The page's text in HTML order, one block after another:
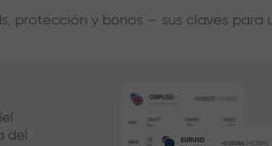
protección y bonos — sus claves para
del